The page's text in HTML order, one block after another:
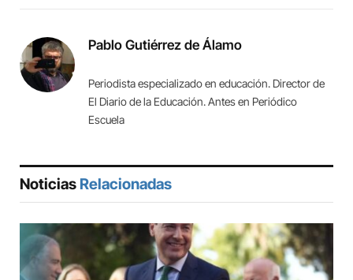
Pablo Gutiérrez de Álamo
Periodista especializado en educación. Director de
El Diario de la Educación. Antes en Periódico
Escuela
Noticias Relacionadas